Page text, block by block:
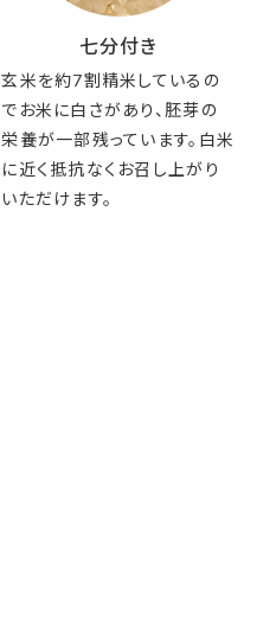
七分付き
玄米を約7割精米しているの
でお米に白さがあり、胚芽の
栄養が一部残っています。白米
に近く抵抗なくお召し上がり
いただけます。